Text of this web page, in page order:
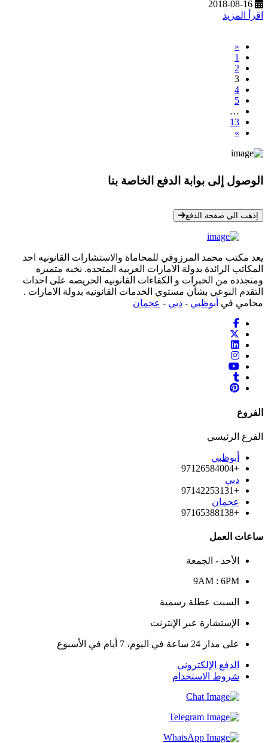
2018-08-16
اقرأ المزيد
«
1
2
3
4
5
…
13
»
الوصول إلى بوابة الدفع الخاصة بنا
إذهب الي صفحة الدفع
يعد مكتب محمد المرزوقي للمحاماة والاستشارات القانونيه احد
المكاتب الرائدة بدولة الامارات العربيه المتحده. نخبه متميزه
ومتجدده من الخبرات و الكفاءات القانونيه الحريصه على احداث
التقدم النوعي بشأن مستوي الخدمات القانونيه بدولة الامارات .
محامي في أبوظبي - دبي - عجمان
الفروع
الفرع الرئيسي
أبوظبي
+97126584004
دبي
+97142253131
عجمان
+97165388138
ساعات العمل
الأحد - الجمعة
9AM : 6PM
السبت عطلة رسمية
الإستشارة عبر الإنترنت
على مدار 24 ساعة في اليوم، 7 أيام في الأسبوع
الدفع الإلكتروني
شروط الاستخدام